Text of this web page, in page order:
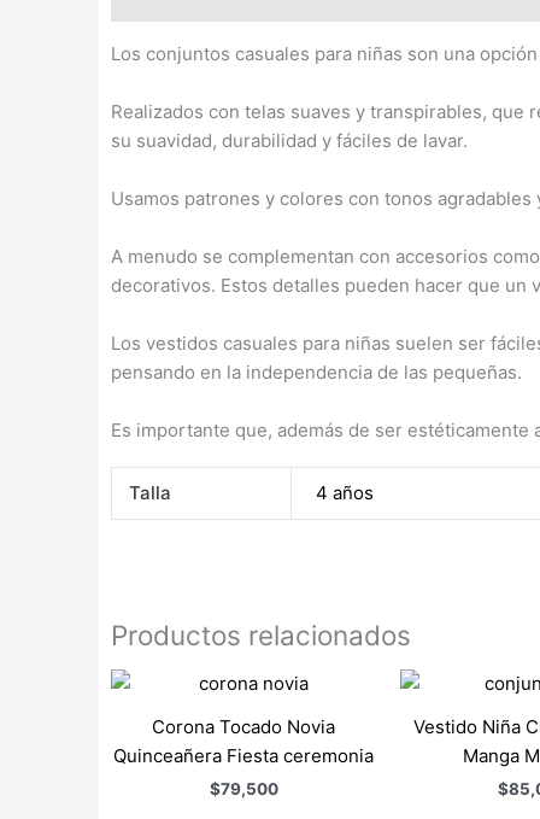
Los conjuntos casuales para niñas son una
Realizados con telas suaves y transpirables,
su suavidad, durabilidad y fáciles de lavar.
Usamos patrones y colores con tonos
A menudo se complementan con accesorios
decorativos. Estos detalles pueden hacer que un
Los vestidos casuales para niñas suelen ser
pensando en la independencia de las pequeñas.
Es importante que, además de ser
Talla 4 años
Productos relacionados
Corona Tocado Novia
Quinceañera Fiesta ceremonia
$79,500
Vestido Niña
Manga
$